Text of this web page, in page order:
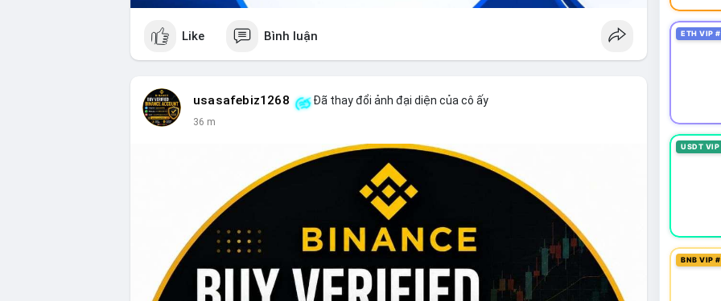
Like Bình luận
usasafebiz1268 Đã thay đổi ảnh đại diện của cô ấy
36 m
ETH VIP
USDT
BNB VIP